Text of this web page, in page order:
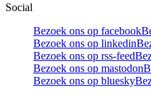
Social
Bezoek ons op facebook
Bezoek ons op linkedin
Bezoek ons op rss-feed
Bezoek ons op mastodon
Bezoek ons op bluesky